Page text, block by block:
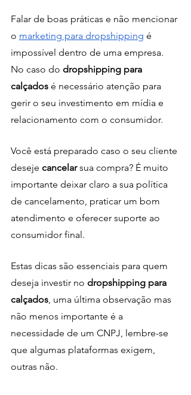
Falar de boas práticas e não mencionar
o marketing para dropshipping é
impossível dentro de uma empresa.
No caso do dropshipping para
calçados é necessário atenção para
gerir o seu investimento em mídia e
relacionamento com o consumidor.
Você está preparado caso o seu cliente
deseje cancelar sua compra? É muito
importante deixar claro a sua política
de cancelamento, praticar um bom
atendimento e oferecer suporte ao
consumidor final.
Estas dicas são essenciais para quem
deseja investir no dropshipping para
calçados , uma última observação mas
não menos importante é a
necessidade de um CNPJ, lembre-se
que algumas plataformas exigem,
outras não.